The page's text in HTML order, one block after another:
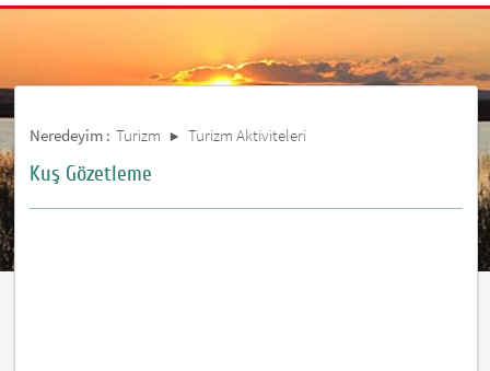
Neredeyim : Turizm Turizm Aktiviteleri
Kuş Gözetleme